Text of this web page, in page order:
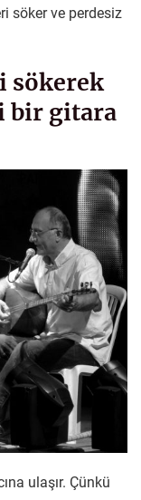
söker ve perdesiz
sökerek
bir gitara
ulaşır. Çünkü